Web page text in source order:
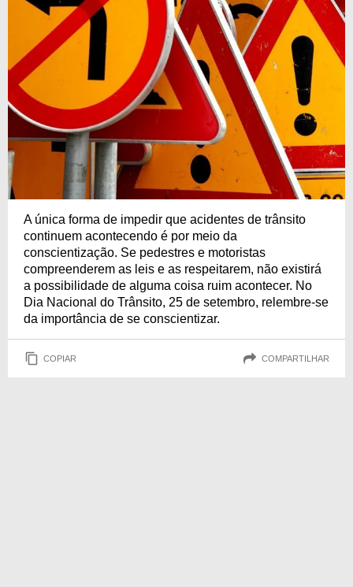
A única forma de impedir que acidentes de trânsito
continuem acontecendo é por meio da
conscientização. Se pedestres e motoristas
compreenderem as leis e as respeitarem, não existirá
a possibilidade de alguma coisa ruim acontecer. No
Dia Nacional do Trânsito, 25 de setembro, relembre-se
da importância de se conscientizar.
COPIAR COMPARTILHAR